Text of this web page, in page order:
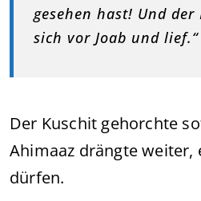
gesehen hast! Und
sich vor Joab und lief.“
Der Kuschit gehorchte
Ahimaaz drängte weiter,
dürfen.